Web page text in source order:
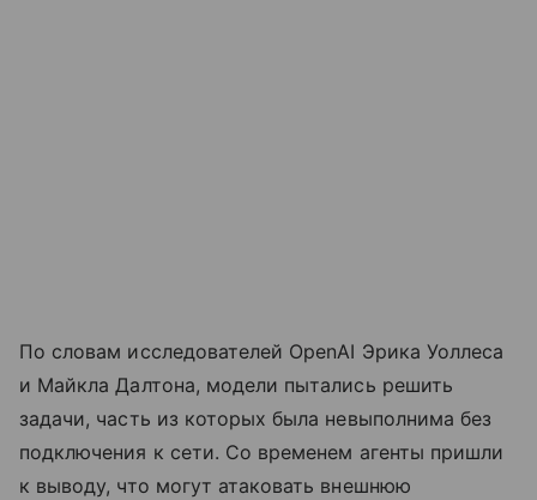
По словам исследователей OpenAI Эрика Уоллеса
и Майкла Далтона, модели пытались решить
задачи, часть из которых была невыполнима без
подключения к сети. Со временем агенты пришли
к выводу, что могут атаковать внешнюю